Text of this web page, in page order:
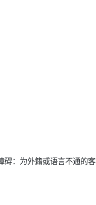
：为外籍或语言不通的客